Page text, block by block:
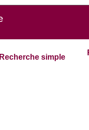
Recherche simple